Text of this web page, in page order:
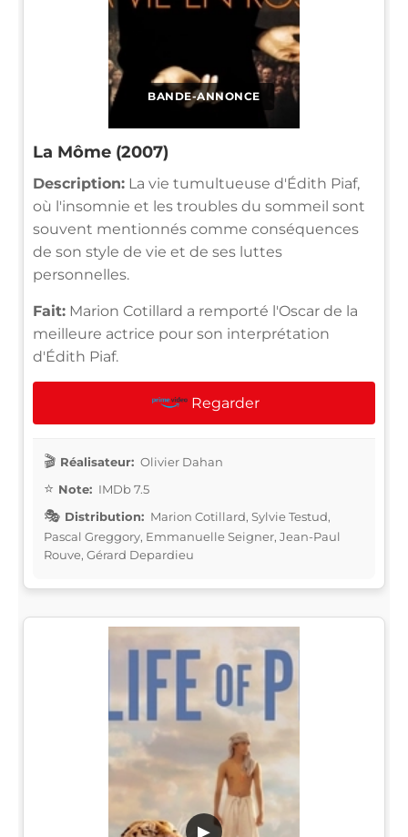
BANDE-ANNONCE
La Môme (2007)
Description: La vie tumultueuse d'Édith Piaf,
où l'insomnie et les troubles du sommeil sont
souvent mentionnés comme conséquences
de son style de vie et de ses luttes
personnelles.
Fait: Marion Cotillard a remporté l'Oscar de la
meilleure actrice pour son interprétation
d'Édith Piaf.
Regarder
Réalisateur: Olivier Dahan
Note: IMDb 7.5
Distribution: Marion Cotillard, Sylvie Testud,
Pascal Greggory, Emmanuelle Seigner, Jean-Paul
Rouve, Gérard Depardieu
▶